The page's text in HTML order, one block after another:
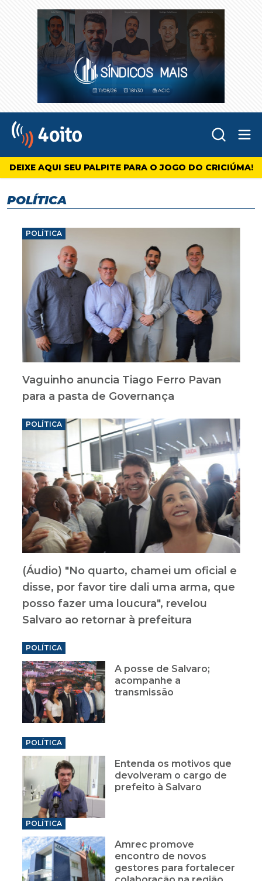
4oito
DEIXE AQUI SEU PALPITE PARA O JOGO DO CRICIÚMA!
POLÍTICA
POLÍTICA
Vaguinho anuncia Tiago Ferro Pavan
para a pasta de Governança
POLÍTICA
(Áudio) "No quarto, chamei um oficial e
disse, por favor tire dali uma arma, que
posso fazer uma loucura", revelou
Salvaro ao retornar à prefeitura
POLÍTICA
A posse de Salvaro;
acompanhe a
transmissão
POLÍTICA
Entenda os motivos que
devolveram o cargo de
prefeito à Salvaro
POLÍTICA
Amrec promove
encontro de novos
gestores para fortalecer